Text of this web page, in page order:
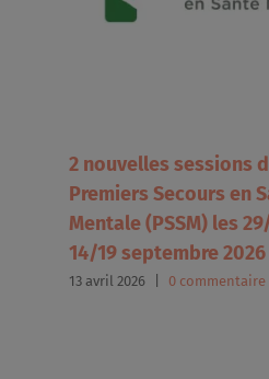
2 nouvelles sessions
Premiers Secours en
Mentale (PSSM) les
14/19 septembre 2026
13 avril 2026 0 commentaire